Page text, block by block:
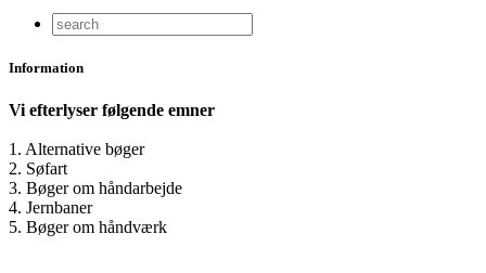
Information
Vi efterlyser følgende emner
1. Alternative bøger
2. Søfart
3. Bøger om håndarbejde
4. Jernbaner
5. Bøger om håndværk